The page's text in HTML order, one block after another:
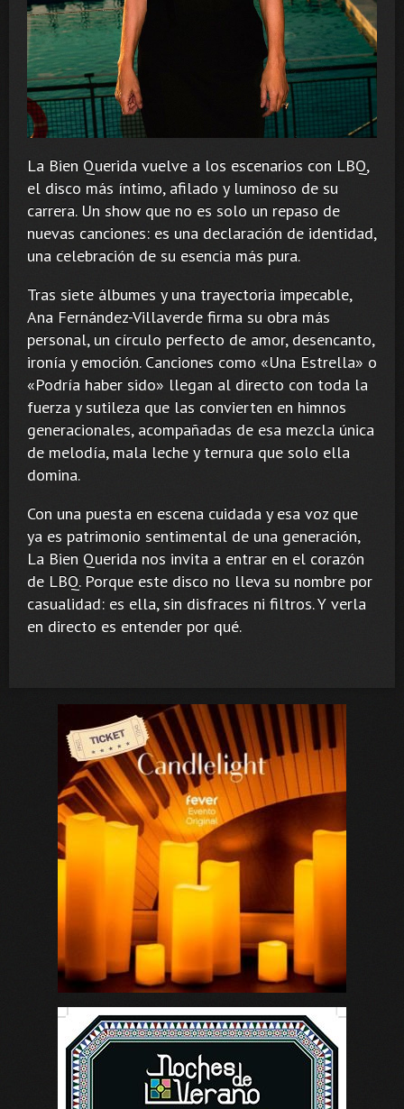
La Bien Querida vuelve a los escenarios con LBQ,
el disco más íntimo, afilado y luminoso de su
carrera. Un show que no es solo un repaso de
nuevas canciones: es una declaración de identidad,
una celebración de su esencia más pura.
Tras siete álbumes y una trayectoria impecable,
Ana Fernández-Villaverde firma su obra más
personal, un círculo perfecto de amor, desencanto,
ironía y emoción. Canciones como «Una Estrella» o
«Podría haber sido» llegan al directo con toda la
fuerza y sutileza que las convierten en himnos
generacionales, acompañadas de esa mezcla única
de melodía, mala leche y ternura que solo ella
domina.
Con una puesta en escena cuidada y esa voz que
ya es patrimonio sentimental de una generación,
La Bien Querida nos invita a entrar en el corazón
de LBQ. Porque este disco no lleva su nombre por
casualidad: es ella, sin disfraces ni filtros. Y verla
en directo es entender por qué.